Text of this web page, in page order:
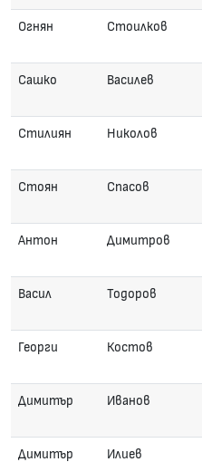
Огнян Стоилков
Сашко Василев
Стилиян Николов
Стоян Спасов
Антон Димитров
Васил Тодоров
Георги Костов
Димитър Иванов
Димитър Илиев